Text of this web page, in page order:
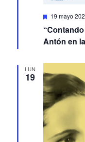
Featured
19 mayo
Antón en
LUN
19